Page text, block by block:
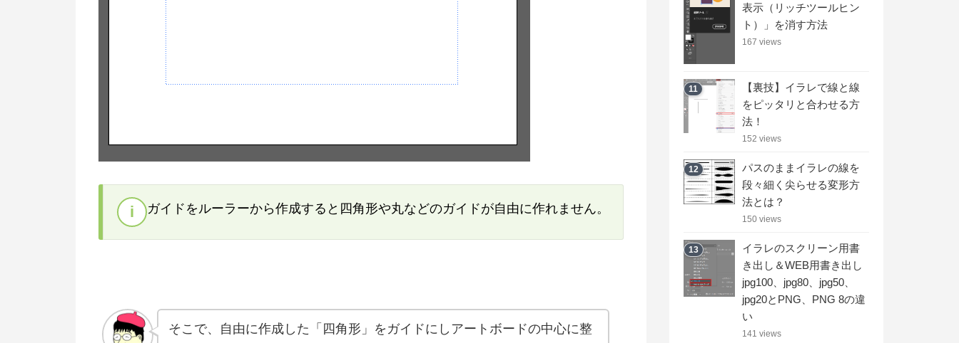
i ガイドをルーラーから作成すると四角形や丸などのガイドが自由に作れません。
そこで、自由に作成した「四角形」をガイドにしアートボードの中心に整
表示（リッチツールヒン
ト）」を消す方法
167 views
11
【裏技】イラレで線と線
をピッタリと合わせる方
法！
152 views
12
パスのままイラレの線を
段々細く尖らせる変形方
法とは？
150 views
13
イラレのスクリーン用書
き出し＆WEB用書き出し
jpg100、jpg80、jpg50、
jpg20とPNG、PNG 8の違
い
141 views